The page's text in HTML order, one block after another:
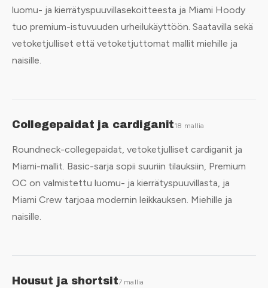
luomu- ja kierrätyspuuvillasekoitteesta ja Miami Hoody
tuo premium-istuvuuden urheilukäyttöön. Saatavilla sekä
vetoketjulliset että vetoketjuttomat mallit miehille ja
naisille.
Collegepaidat ja cardiganit18 mallia
Roundneck-collegepaidat, vetoketjulliset cardiganit ja
Miami-mallit. Basic-sarja sopii suuriin tilauksiin, Premium
OC on valmistettu luomu- ja kierrätyspuuvillasta, ja
Miami Crew tarjoaa modernin leikkauksen. Miehille ja
naisille.
Housut ja shortsit7 mallia